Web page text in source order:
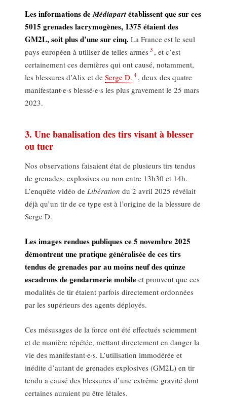
Les informations deMédiapartétablissent que sur ces
5015 grenades lacrymogènes, 1375 étaient des
GM2L, soit plus d’une sur cinq. La France est le seul
pays européen à utiliser de telles armes 3 , et c’est
certainement ces dernières qui ont causé, notamment,
les blessures d’Alix et deSerge D. 4 , deux des quatre
manifestant·e·s blessé·e·s les plus gravement le 25 mars
2023.
3. Une banalisation des tirs visant à blesser
ou tuer
Nos observations faisaient état de plusieurs tirs tendus
de grenades, explosives ou non entre 13h30 et 14h.
L’enquête vidéo deLibération du 2 avril 2025 révélait
déjà qu’un tir de ce type est à l’origine de la blessure de
Serge D.
Les images rendues publiques ce 5 novembre 2025
démontrent une pratique généralisée de ces tirs
tendus de grenades par au moins neuf des quinze
escadrons de gendarmerie mobile et prouvent que ces
modalités de tir étaient parfois directement ordonnées
par les supérieurs des agents déployés.
Ces mésusages de la force ont été effectués sciemment
et de manière répétée, mettant directement en danger la
vie des manifestant·e·s. L’utilisation immodérée et
inédite d’autant de grenades explosives (GM2L) en tir
tendu a causé des blessures d’une extrême gravité dont
certaines auraient pu être létales.